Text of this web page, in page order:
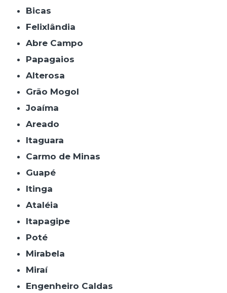
Bicas
Felixlândia
Abre Campo
Papagaios
Alterosa
Grão Mogol
Joaíma
Areado
Itaguara
Carmo de Minas
Guapé
Itinga
Ataléia
Itapagipe
Poté
Mirabela
Miraí
Engenheiro Caldas